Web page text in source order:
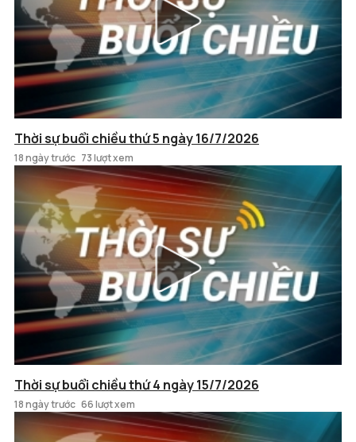
Thời sự buổi chiều thứ 5 ngày 16/7/2026
18 ngày trước 73 lượt xem
Thời sự buổi chiều thứ 4 ngày 15/7/2026
18 ngày trước 66 lượt xem